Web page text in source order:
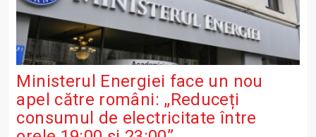
Ministerul Energiei face un nou
apel către români: „Reduceți
consumul de electricitate între